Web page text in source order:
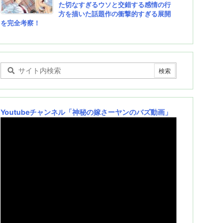
た切なすぎるウソと交錯する感情の行
方を描いた話題作の衝撃的すぎる展開
を完全考察！
Youtubeチャンネル「神秘の嫁さーヤンのバズ動画」